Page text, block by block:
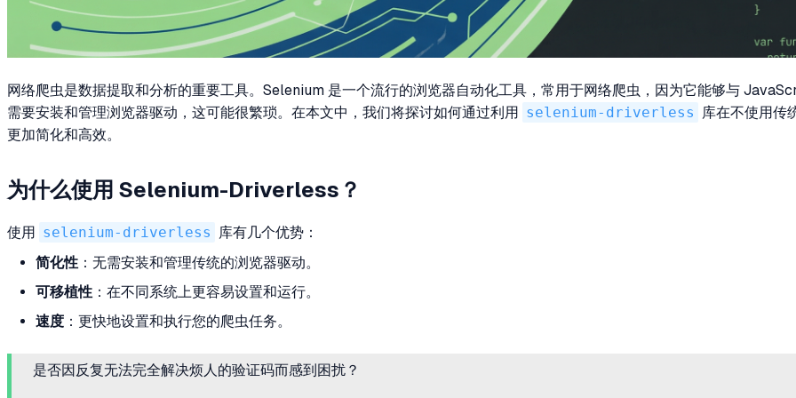
网络爬虫是数据提取和分析的重要工具。Selenium 是一个流行的浏览器自动化工具，常用于网络爬虫，因为它能够与
需要安装和管理浏览器驱动，这可能很繁琐。在本文中，我们将探讨如何通过利用 selenium-driverless 库在不使用传
更加简化和高效。
为什么使用 Selenium-Driverless？
使用 selenium-driverless
库有几个优势：
简化性 ：无需安装和管理传统的浏览器驱动。
可移植性 ：在不同系统上更容易设置和运行。
速度 ：更快地设置和执行您的爬虫任务。
是否因反复无法完全解决烦人的验证码而感到困扰？